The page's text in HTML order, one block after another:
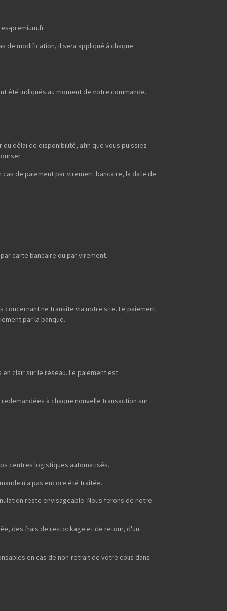
premium.fr
de modification, il sera appliqué à chaque
été indiqués au moment de votre commande.
délai de disponibilité, afin que vous puissiez
de paiement par virement bancaire, la date de
carte bancaire ou par virement.
concernant ne transite via notre site. Le paiement
par la banque.
clair sur le réseau. Le paiement est
à chaque nouvelle transaction sur
centres logistiques automatisés.
n'a pas encore été traitée.
reste envisageable. Nous ferons de notre
des frais de restockage et de retour, d'un
en cas de non-retrait de votre colis dans